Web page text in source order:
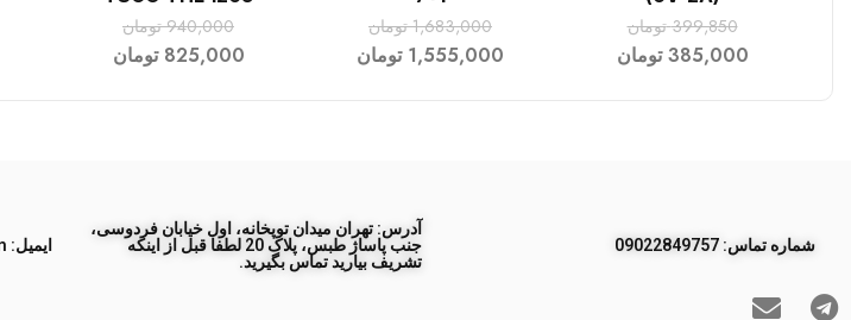
399,850 تومان
385,000 تومان
1,683,000 تومان
1,555,000 تومان
940,000 تومان
825,000 تومان
ﺷﻤﺎره ﺗﻤﺎس: 09022849757
آدرس: تهران میدان توپخانه، اول خیابان فردوسی،
جنب پاساژ طبس، پلاک 20 لطفا قبل از اینکه
تشریف بیارید تماس بگیرید.
ایمیل: momenpakhsh1@gmail.com